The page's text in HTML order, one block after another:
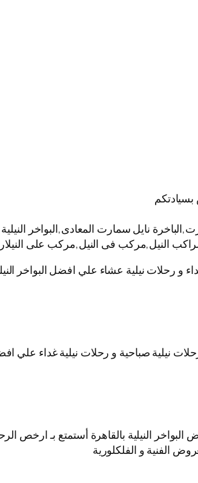
نايل سمارت المعادى,البواخر النيلية
النيل,مركب فى النيل,مركب على
و رحلات نيلية عشاء علي افضل البواخر
نيلية صباحية و رحلات نيلية غداء علي
النيلية بالقاهرة أستمتع بـ ارخص
الفنية و الفلكلورية